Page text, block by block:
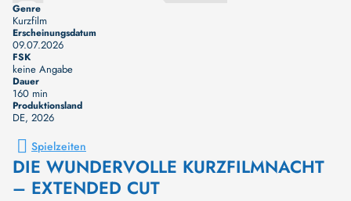
Genre
Kurzfilm
Erscheinungsdatum
09.07.2026
FSK
keine Angabe
Dauer
160 min
Produktionsland
DE, 2026
Spielzeiten
DIE WUNDERVOLLE KURZFILMNACHT
– EXTENDED CUT